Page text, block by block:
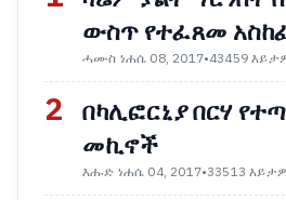
ውስጥ የተፈጸመ
ሓሙስ ነሐሴ 08, 2017•43459
2 በካሊፎርኒያ በርሃ
መኪኖች
እሑድ ነሐሴ 04, 2017•33513